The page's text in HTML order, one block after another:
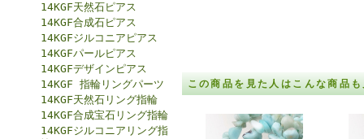
14KGF天然石ピアス
14KGF合成石ピアス
14KGFジルコニアピアス
14KGFパールピアス
14KGFデザインピアス
14KGF 指輪リングパーツ
14KGF天然石リング指輪
14KGF合成宝石リング指輪
14KGFジルコニアリング指
この商品を見た人はこんな商品